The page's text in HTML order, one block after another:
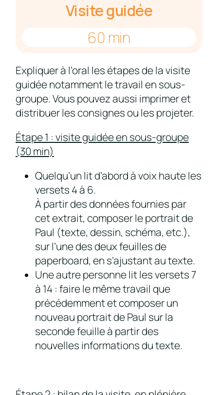
Visite guidée
60 min
Expliquer à l’oral les étapes de la visite
guidée notamment le travail en sous-
groupe. Vous pouvez aussi imprimer et
distribuer les consignes ou les projeter.
Étape 1 : visite guidée en sous-groupe
(30 min)
Quelqu’un lit d’abord à voix haute les
versets 4 à 6.
À partir des données fournies par
cet extrait, composer le portrait de
Paul (texte, dessin, schéma, etc.),
sur l’une des deux feuilles de
paperboard, en s’ajustant au texte.
Une autre personne lit les versets 7
à 14 : faire le même travail que
précédemment et composer un
nouveau portrait de Paul sur la
seconde feuille à partir des
nouvelles informations du texte.